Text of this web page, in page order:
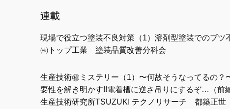
連載
現場で役立つ塗装不良対策（1）溶剤型塗装でのブツ
㈱トップ工業 塗装品質改善分科会
生産技術㊙ミステリー（1）〜何故そうなってるの？
要性を解き明かす!!電着槽に逆さ吊りにするぞ…（前
生産技術研究所TSUZUKI テクノリサーチ 都築正世